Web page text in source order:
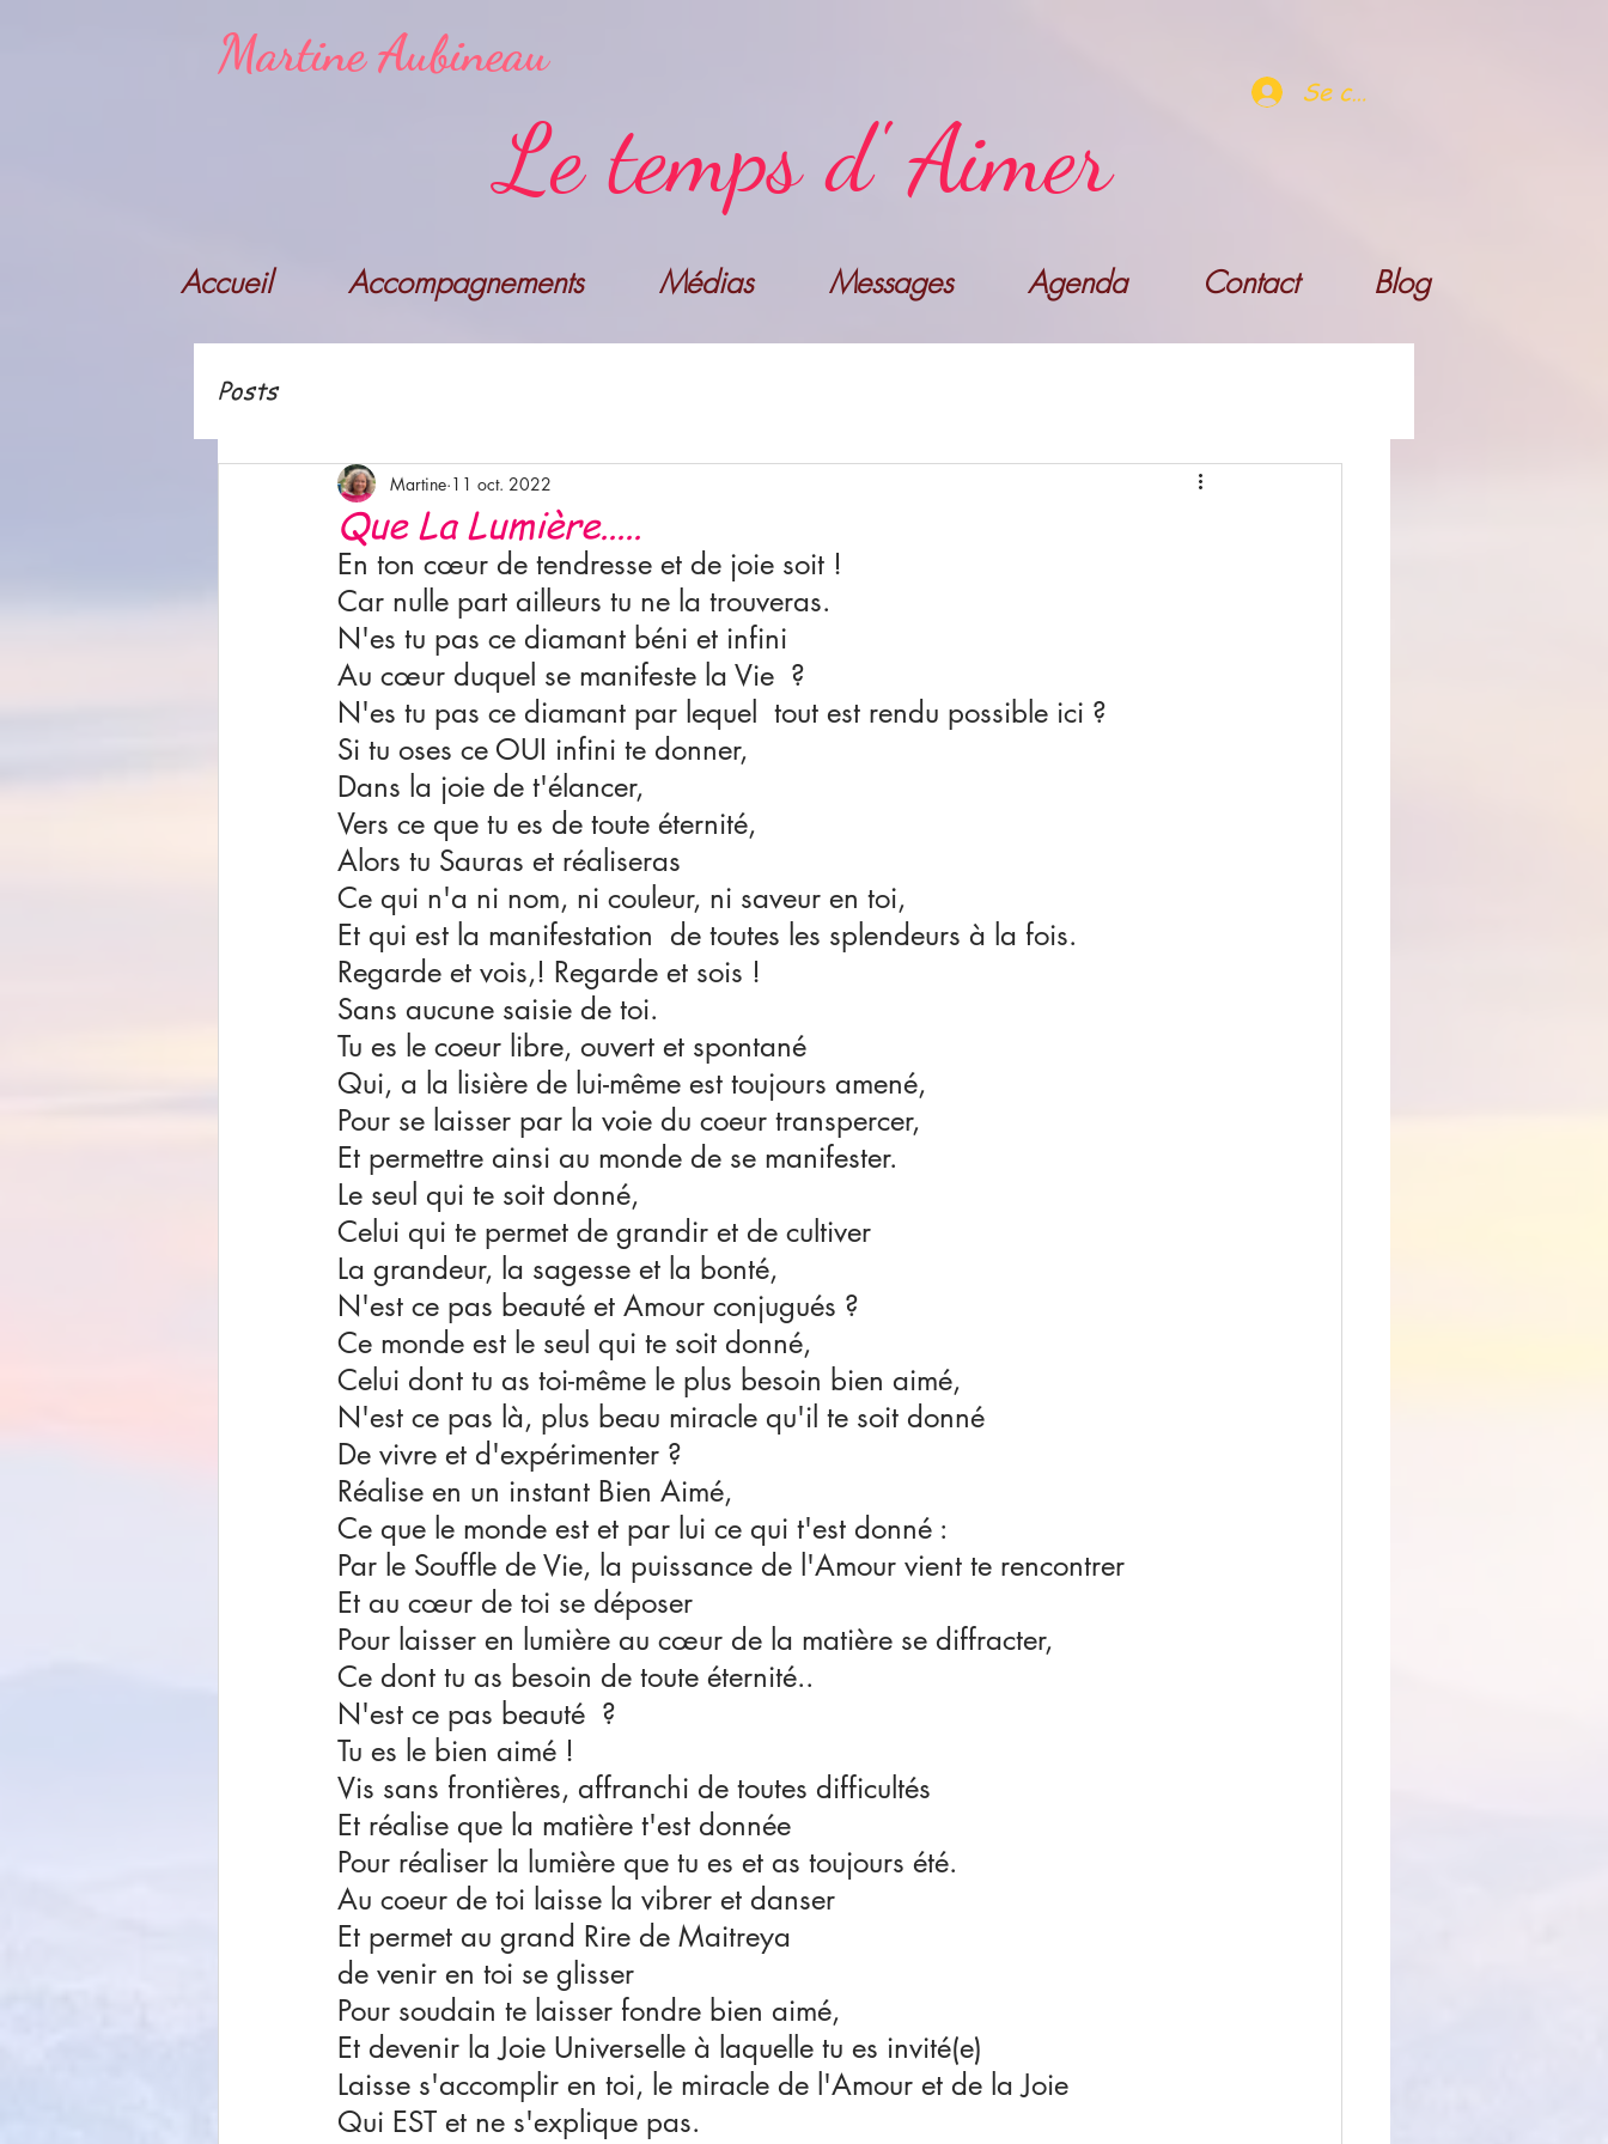
Martine Aubineau
Le temps d' Aimer
Se connecter
Accueil Accompagnements Médias Messages Agenda Contact Blog
Posts
Que La Lumière.....
Martine 11 oct. 2022
En ton cœur de tendresse et de joie soit !
Car nulle part ailleurs tu ne la trouveras.
N'es tu pas ce diamant béni et infini
Au cœur duquel se manifeste la Vie  ?
N'es tu pas ce diamant par lequel  tout est rendu possible ici ?
Si tu oses ce OUI infini te donner,
Dans la joie de t'élancer,
Vers ce que tu es de toute éternité,
Alors tu Sauras et réaliseras
Ce qui n'a ni nom, ni couleur, ni saveur en toi,
Et qui est la manifestation  de toutes les splendeurs à la fois.
Regarde et vois,! Regarde et sois !
Sans aucune saisie de toi.
Tu es le coeur libre, ouvert et spontané
Qui, a la lisière de lui-même est toujours amené,
Pour se laisser par la voie du coeur transpercer,
Et permettre ainsi au monde de se manifester.
Le seul qui te soit donné,
Celui qui te permet de grandir et de cultiver
La grandeur, la sagesse et la bonté,
N'est ce pas beauté et Amour conjugués ?
Ce monde est le seul qui te soit donné,
Celui dont tu as toi-même le plus besoin bien aimé,
N'est ce pas là, plus beau miracle qu'il te soit donné
De vivre et d'expérimenter ?
Réalise en un instant Bien Aimé,
Ce que le monde est et par lui ce qui t'est donné :
Par le Souffle de Vie, la puissance de l'Amour vient te rencontrer
Et au cœur de toi se déposer
Pour laisser en lumière au cœur de la matière se diffracter,
Ce dont tu as besoin de toute éternité..
N'est ce pas beauté  ?
Tu es le bien aimé !
Vis sans frontières, affranchi de toutes difficultés
Et réalise que la matière t'est donnée
Pour réaliser la lumière que tu es et as toujours été.
Au coeur de toi laisse la vibrer et danser
Et permet au grand Rire de Maitreya
de venir en toi se glisser
Pour soudain te laisser fondre bien aimé,
Et devenir la Joie Universelle à laquelle tu es invité(e)
Laisse s'accomplir en toi, le miracle de l'Amour et de la Joie
Qui EST et ne s'explique pas.